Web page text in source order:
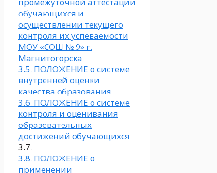
промежуточной аттестации
обучающихся и
осуществлении текущего
контроля их успеваемости
МОУ «СОШ № 9» г.
Магнитогорска
3.5. ПОЛОЖЕНИЕ о системе
внутренней оценки
качества образования
3.6. ПОЛОЖЕНИЕ о системе
контроля и оценивания
образовательных
достижений обучающихся
3.7.
3.8. ПОЛОЖЕНИЕ о
применении